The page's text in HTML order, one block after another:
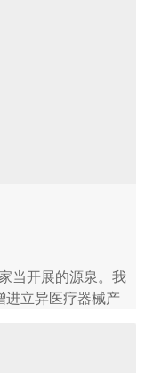
当开展的源泉。我
进立异医疗器械产
远开展。”赵吉光